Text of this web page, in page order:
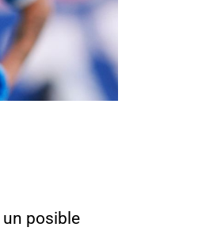
posible